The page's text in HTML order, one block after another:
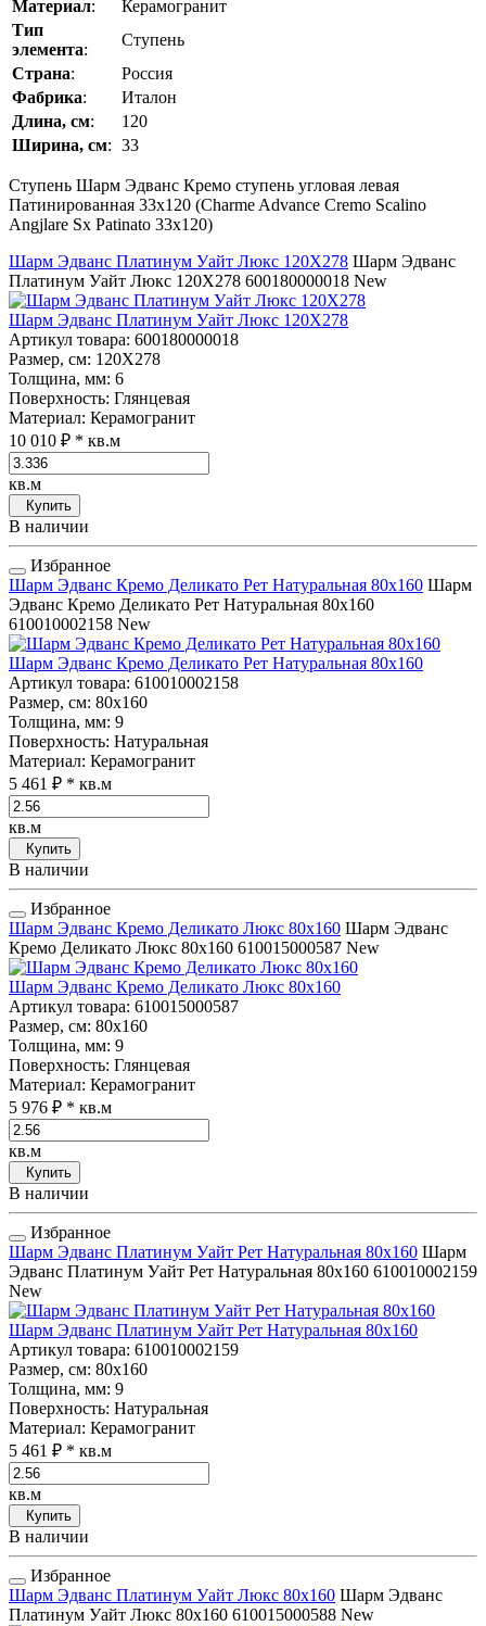
Материал:
Керамогранит
Тип
элемента:
Ступень
Страна:
Россия
Фабрика:
Италон
Длина, см:
120
Ширина, см: 33
Ступень Шарм Эдванс Кремо ступень угловая левая
Патинированная 33x120 (Charme Advance Cremo Scalino
Angjlare Sx Patinato 33x120)
Шарм Эдванс Платинум Уайт Люкс 120Х278 Шарм Эдванс
Платинум Уайт Люкс 120Х278 600180000018 New
Шарм Эдванс Платинум Уайт Люкс 120Х278
Артикул товара: 600180000018
Размер, см: 120Х278
Толщина, мм: 6
Поверхность: Глянцевая
Материал: Керамогранит
10 010 ₽ * кв.м
кв.м
Купить
В наличии
Избранное
Шарм Эдванс Кремо Деликато Рет Натуральная 80x160 Шарм
Эдванс Кремо Деликато Рет Натуральная 80x160
610010002158 New
Шарм Эдванс Кремо Деликато Рет Натуральная 80x160
Артикул товара: 610010002158
Размер, см: 80x160
Толщина, мм: 9
Поверхность: Натуральная
Материал: Керамогранит
5 461 ₽ * кв.м
кв.м
Купить
В наличии
Избранное
Шарм Эдванс Кремо Деликато Люкс 80x160 Шарм Эдванс
Кремо Деликато Люкс 80x160 610015000587 New
Шарм Эдванс Кремо Деликато Люкс 80x160
Артикул товара: 610015000587
Размер, см: 80x160
Толщина, мм: 9
Поверхность: Глянцевая
Материал: Керамогранит
5 976 ₽ * кв.м
кв.м
Купить
В наличии
Избранное
Шарм Эдванс Платинум Уайт Рет Натуральная 80x160 Шарм
Эдванс Платинум Уайт Рет Натуральная 80x160 610010002159
New
Шарм Эдванс Платинум Уайт Рет Натуральная 80x160
Артикул товара: 610010002159
Размер, см: 80x160
Толщина, мм: 9
Поверхность: Натуральная
Материал: Керамогранит
5 461 ₽ * кв.м
кв.м
Купить
В наличии
Избранное
Шарм Эдванс Платинум Уайт Люкс 80x160 Шарм Эдванс
Платинум Уайт Люкс 80x160 610015000588 New